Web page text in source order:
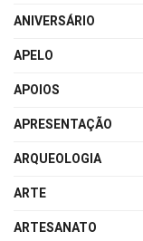
ANIVERSÁRIO
APELO
APOIOS
APRESENTAÇÃO
ARQUEOLOGIA
ARTE
ARTESANATO